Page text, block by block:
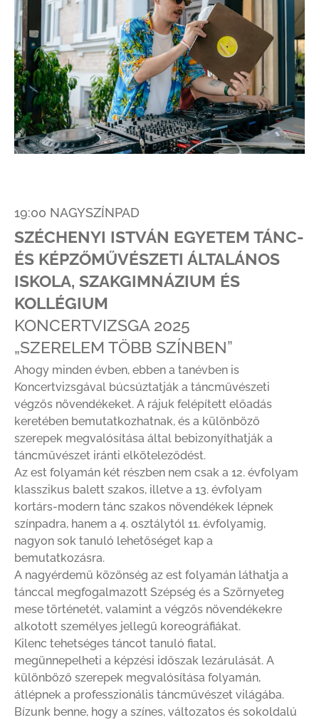
19:00 NAGYSZÍNPAD
SZÉCHENYI ISTVÁN EGYETEM TÁNC-
ÉS KÉPZŐMŰVÉSZETI ÁLTALÁNOS
ISKOLA, SZAKGIMNÁZIUM ÉS
KOLLÉGIUM
KONCERTVIZSGA 2025
„SZERELEM TÖBB SZÍNBEN”
Ahogy minden évben, ebben a tanévben is
Koncertvizsgával búcsúztatják a táncművészeti
végzős növendékeket. A rájuk felépített előadás
keretében bemutatkozhatnak, és a különböző
szerepek megvalósítása által bebizonyíthatják a
táncművészet iránti elköteleződést.
Az est folyamán két részben nem csak a 12. évfolyam
klasszikus balett szakos, illetve a 13. évfolyam
kortárs-modern tánc szakos növendékek lépnek
színpadra, hanem a 4. osztálytól 11. évfolyamig,
nagyon sok tanuló lehetőséget kap a
bemutatkozásra.
A nagyérdemű közönség az est folyamán láthatja a
tánccal megfogalmazott Szépség és a Szörnyeteg
mese történetét, valamint a végzős növendékekre
alkotott személyes jellegű koreográfiákat.
Kilenc tehetséges táncot tanuló fiatal,
megünnepelheti a képzési időszak lezárulását. A
különböző szerepek megvalósítása folyamán,
átlépnek a professzionális táncművészet világába.
Bízunk benne, hogy a színes, változatos és sokoldalú